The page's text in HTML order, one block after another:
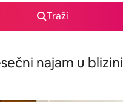
Traži
najam u blizini